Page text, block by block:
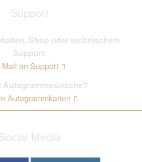
Support
Shop oder technischem
Support:
Mail an Support
Autogrammwünsche?
Autogrammkarten
Media